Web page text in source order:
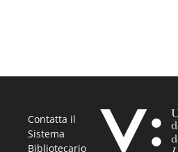
Contatta il
Sistema
Bibliotecario